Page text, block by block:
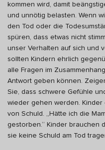
kommen wird, damit
und unnötig belasten. Wenn
den Tod oder die
spüren, dass etwas nicht
unser Verhalten auf sich und
sollten Kindern ehrlich
alle Fragen im
Antwort geben können.
Sie, dass schwere Gefühle
wieder gehen werden. Kinder
von Schuld. „Hätte ich die
gestorben.“ Kinder brauchen
sie keine Schuld am Tod